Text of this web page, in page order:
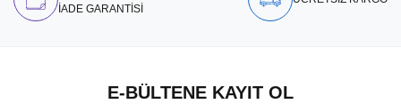
İADE GARANTİSİ
E-BÜLTENE KAYIT OL